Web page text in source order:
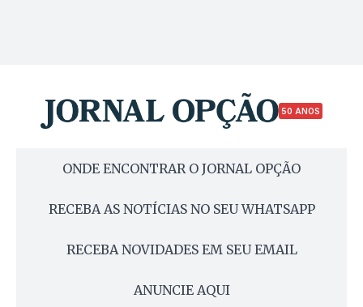
50 ANOS
ONDE ENCONTRAR O JORNAL OPÇÃO
RECEBA AS NOTÍCIAS NO SEU WHATSAPP
RECEBA NOVIDADES EM SEU EMAIL
ANUNCIE AQUI